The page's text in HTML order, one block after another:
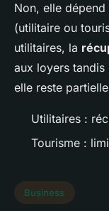
Non, elle
(utilitaire ou
utilitaires, la
aux loyers tandis
elle reste
Utilitaires :
Tourisme :
Business